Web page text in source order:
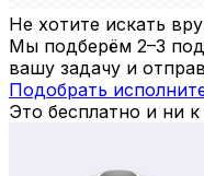
Не хотите искать
Мы подберём 2–3
вашу задачу и
Подобрать
Это бесплатно и ни